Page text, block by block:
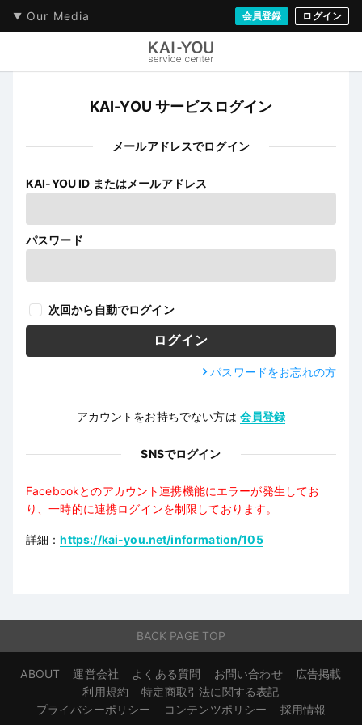
Our Media 会員登録 ログイン
KAI-YOU サービスログイン
メールアドレスでログイン
KAI-YOU ID またはメールアドレス
パスワード
次回から自動でログイン
パスワードをお忘れの方
アカウントをお持ちでない方は 会員登録
SNSでログイン
Facebookとのアカウント連携機能にエラーが発生してお
り、一時的に連携ログインを制限しております。
詳細：https://kai-you.net/information/105
BACK PAGE TOP
ABOUT 運営会社 よくある質問 お問い合わせ
広告掲載
利用規約
特定商取引法に関する表記
プライバシーポリシー
コンテンツポリシー 採用情報